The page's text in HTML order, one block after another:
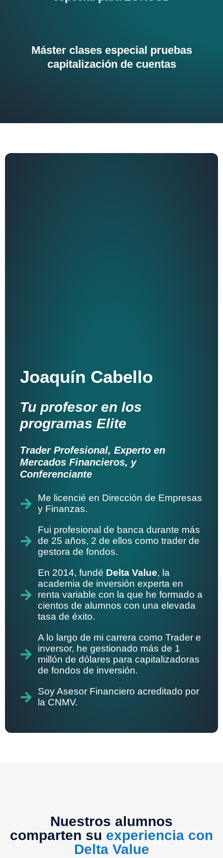
Máster clases especial pruebas
capitalización de cuentas
Joaquín Cabello
Tu profesor en los
programas Elite
Trader Profesional, Experto en
Mercados Financieros, y
Conferenciante
Me licencié en Dirección de Empresas
y Finanzas.
Fui profesional de banca durante más
de 25 años, 2 de ellos como trader de
gestora de fondos.
En 2014, fundé Delta Value, la
academia de inversión experta en
renta variable con la que he formado a
cientos de alumnos con una elevada
tasa de éxito.
A lo largo de mi carrera como Trader e
inversor, he gestionado más de 1
millón de dólares para capitalizadoras
de fondos de inversión.
Soy Asesor Financiero acreditado por
la CNMV.
Nuestros alumnos
comparten su experiencia con
Delta Value